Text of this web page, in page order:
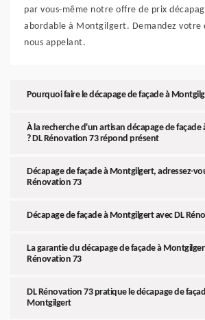
par vous-même notre offre de prix
abordable à Montgilgert. Demandez votre
nous appelant.
Pourquoi faire le décapage de façade à
À la recherche d'un artisan décapage de
? DL Rénovation 73 répond présent
Décapage de façade à Montgilgert, adressez-
Rénovation 73
Décapage de façade à Montgilgert avec DL
La garantie du décapage de façade à
Rénovation 73
DL Rénovation 73 pratique le décapage de
Montgilgert